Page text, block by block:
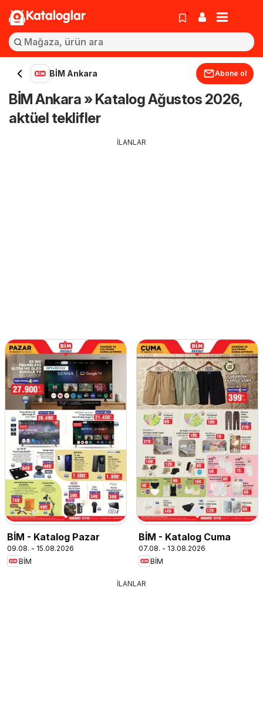
Kataloglar
BİM Ankara Abone ol
BİM Ankara » Katalog Ağustos 2026,
aktüel teklifler
İLANLAR
BİM - Katalog Pazar
09.08. - 15.08.2026
BİM
BİM - Katalog Cuma
07.08. - 13.08.2026
BİM
İLANLAR